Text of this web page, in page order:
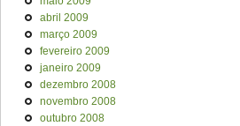
abril 2009
março 2009
fevereiro 2009
janeiro 2009
dezembro 2008
novembro 2008
outubro 2008